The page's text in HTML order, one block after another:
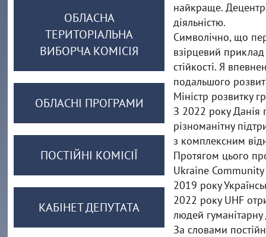
найкраще.
діяльністю.
Символічно, що
взірцевий
стійкості. Я
подальшого
Міністр розвитку
З 2022 року Данія
різноманітну
з комплексним
Протягом цього
Ukraine Community
2019 року
2022 року UHF
людей
За словами
ОБЛАСНА
ТЕРИТОРІАЛЬНА
ВИБОРЧА КОМІСІЯ
ОБЛАСНІ ПРОГРАМИ
ПОСТІЙНІ КОМІСІЇ
КАБІНЕТ ДЕПУТАТА